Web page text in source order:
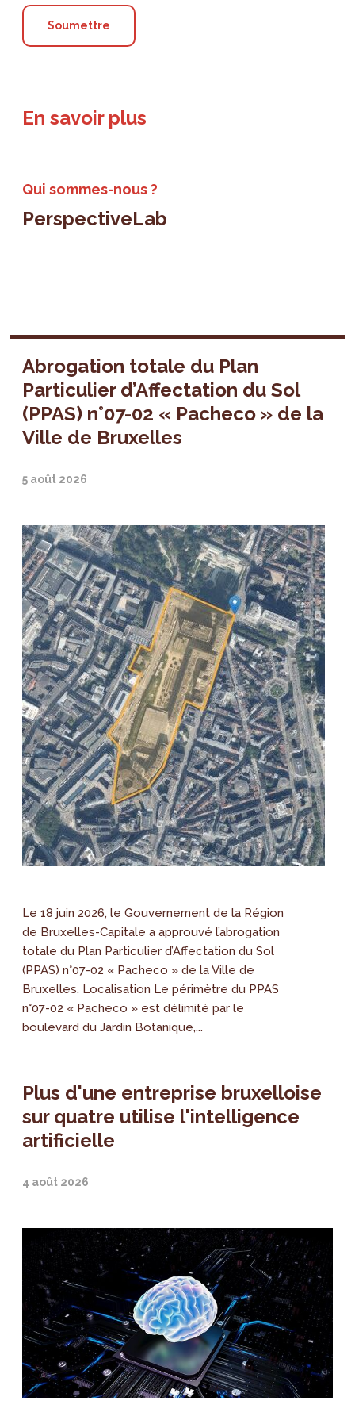
En savoir plus
Qui sommes-nous ?
PerspectiveLab
Abrogation totale du Plan
Particulier d’Affectation du Sol
(PPAS) n°07-02 « Pacheco » de la
Ville de Bruxelles
5 août 2026
Le 18 juin 2026, le Gouvernement de la Région
de Bruxelles-Capitale a approuvé l’abrogation
totale du Plan Particulier d’Affectation du Sol
(PPAS) n°07-02 « Pacheco » de la Ville de
Bruxelles. Localisation Le périmètre du PPAS
n°07-02 « Pacheco » est délimité par le
boulevard du Jardin Botanique,...
Plus d'une entreprise bruxelloise
sur quatre utilise l'intelligence
artificielle
4 août 2026